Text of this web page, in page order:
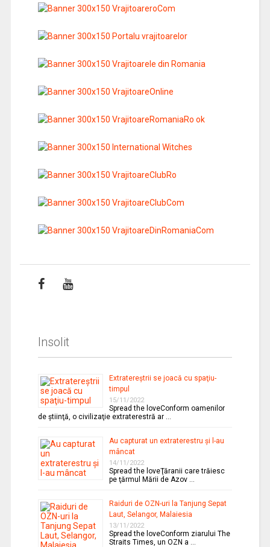
Insolit
Extratereştrii se joacă cu spaţiu-
timpul
15/11/2022
Spread the loveConform oamenilor
de ştiinţă, o civilizaţie extraterestră ar …
Au capturat un extraterestru şi l-au
mâncat
14/11/2022
Spread the loveŢăranii care trăiesc
pe ţărmul Mării de Azov …
Raiduri de OZN-uri la Tanjung Sepat
Laut, Selangor, Malaiesia
13/11/2022
Spread the loveConform ziarului The
Straits Times, un OZN a …